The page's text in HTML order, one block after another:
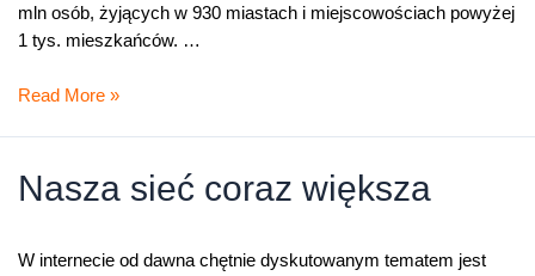
mln osób, żyjących w 930 miastach i miejscowościach powyżej
1 tys. mieszkańców. …
Ekspresowo
LTE
Orange
Read More »
Nasza sieć coraz większa
W internecie od dawna chętnie dyskutowanym tematem jest